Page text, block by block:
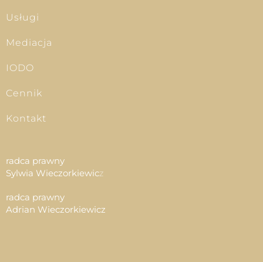
Usługi
Mediacja
IODO
Cennik
Kontakt
radca prawny
Sylwia Wieczorkiewicz
radca prawny
Adrian Wieczorkiewicz